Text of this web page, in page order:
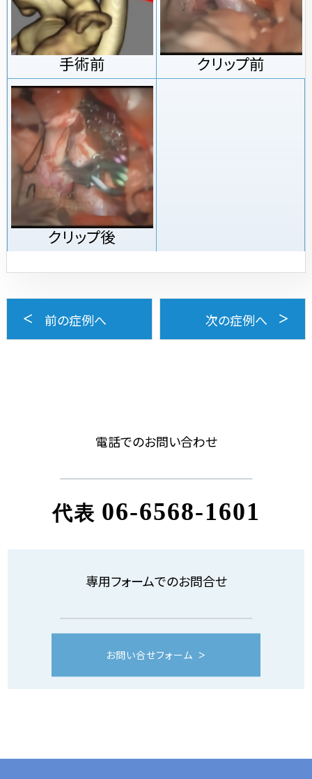
手術前 クリップ前
クリップ後
前の症例へ 次の症例へ
電話でのお問い合わせ
代表 06-6568-1601
専用フォームでのお問合せ
お問い合せフォーム